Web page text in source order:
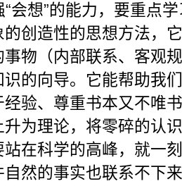
会想”的能力，要重点
的创造性的思想方法，
事物（内部联系、客观
识的向导。它能帮助我
经验、尊重书本又不唯
升为理论，将零碎的认
站在科学的高峰，就一
自然的事实也联系不下